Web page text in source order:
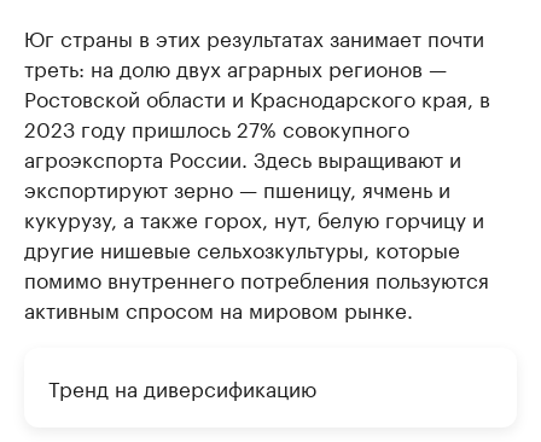
Юг страны в этих результатах занимает почти
треть: на долю двух аграрных регионов —
Ростовской области и Краснодарского края, в
2023 году пришлось 27% совокупного
агроэкспорта России. Здесь выращивают и
экспортируют зерно — пшеницу, ячмень и
кукурузу, а также горох, нут, белую горчицу и
другие нишевые сельхозкультуры, которые
помимо внутреннего потребления пользуются
активным спросом на мировом рынке.
Тренд на диверсификацию